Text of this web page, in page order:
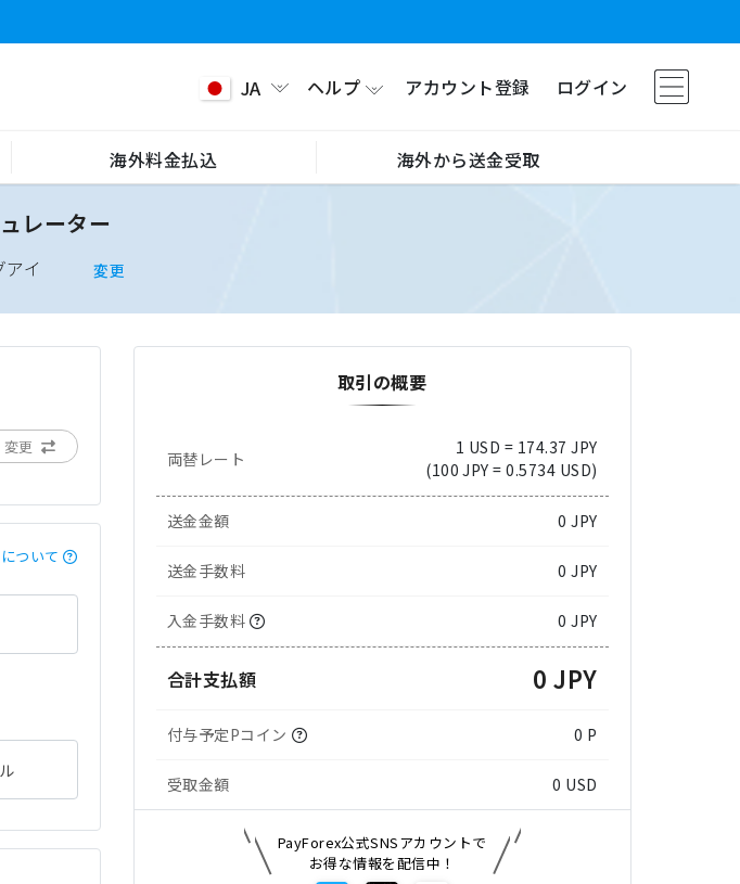
JA ヘルプ アカウント登録 ログイン
海外料金払込 海外から送金受取
レーター
アイ 変更
変更
ついて
取引の概要
両替レート
1 USD = 174.37 JPY
(100 JPY = 0.5734 USD)
送金金額 0 JPY
送金手数料 0 JPY
入金手数料 0 JPY
合計支払額 0 JPY
付与予定Pコイン 0 P
受取金額 0 USD
PayForex公式SNSアカウントで
お得な情報を配信中！